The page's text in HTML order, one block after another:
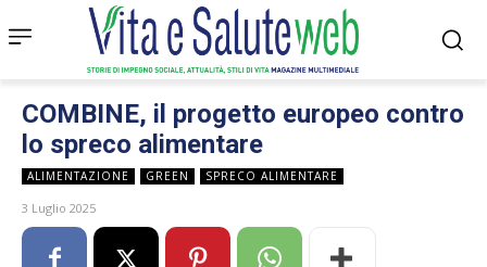
COMBINE, il progetto europeo contro
lo spreco alimentare
ALIMENTAZIONE GREEN SPRECO ALIMENTARE
3 Luglio 2025